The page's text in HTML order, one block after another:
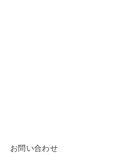
お問い合わせ